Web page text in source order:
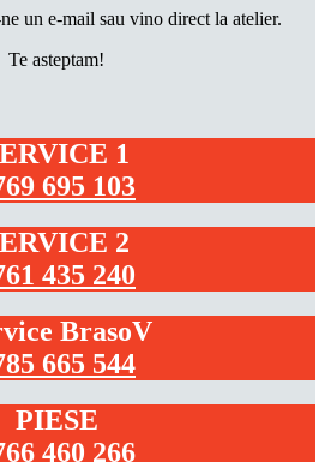
un e-mail sau vino direct la atelier.
Te asteptam!
1
695 103
2
435 240
BrasoV
665 544
PIESE
460 266